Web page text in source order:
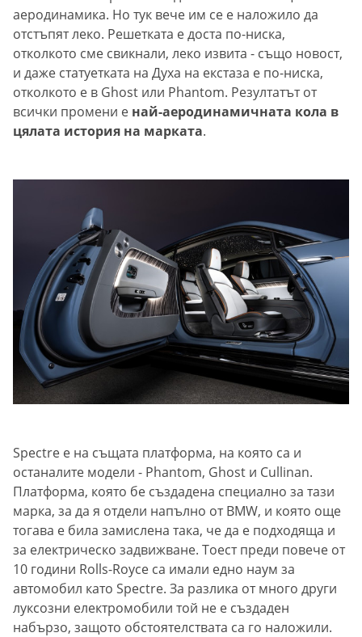
аеродинамика. Но тук вече им се е наложило да
отстъпят леко. Решетката е доста по-ниска,
отколкото сме свикнали, леко извита - също новост,
и даже статуетката на Духа на екстаза е по-ниска,
отколкото е в Ghost или Phantom. Резултатът от
всички промени е най-аеродинамичната кола в
цялата история на марката.
Spectre е на същата платформа, на която са и
останалите модели - Phantom, Ghost и Cullinan.
Платформа, която бе създадена специално за тази
марка, за да я отдели напълно от BMW, и която още
тогава е била замислена така, че да е подходяща и
за електрическо задвижване. Тоест преди повече от
10 години Rolls-Royce са имали едно наум за
автомобил като Spectre. За разлика от много други
луксозни електромобили той не е създаден
набързо, защото обстоятелствата са го наложили.